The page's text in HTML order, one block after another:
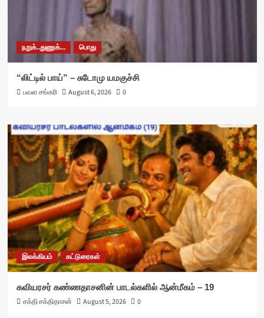
நறுக்..துணுக்... பொது
“லிட்டில் பாய்” – சுடோமு யமகுச்சி
பவள சங்கரி
August 6, 2026 0
இலக்கியம் கட்டுரைகள்
கவியரசர் கண்ணதாசனின் பாடல்களில் ஆன்மீகம் – 19
சக்தி சக்திதாசன்
August 5, 2026 0